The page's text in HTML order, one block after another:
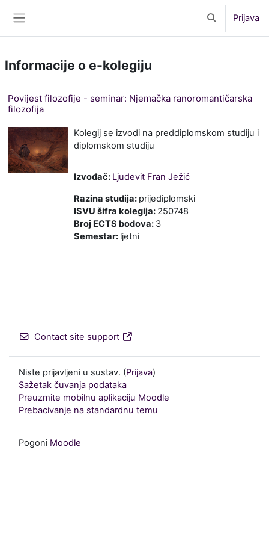
Toggle search
Prijava
Informacije o e-kolegiju
Povijest filozofije - seminar: Njemačka ranoromantičarska
filozofija
Kolegij se izvodi na preddiplomskom studiju i
diplomskom studiju
Izvođač: Ljudevit Fran Ježić
Razina studija: prijediplomski
ISVU šifra kolegija: 250748
Broj ECTS bodova: 3
Semestar: ljetni
Contact site support
Niste prijavljeni u sustav. (Prijava)
Sažetak čuvanja podataka
Preuzmite mobilnu aplikaciju Moodle
Prebacivanje na standardnu temu
Pogoni Moodle